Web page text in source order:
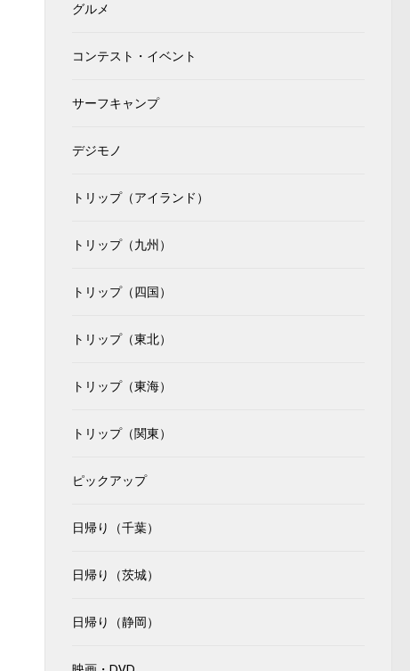
グルメ
コンテスト・イベント
サーフキャンプ
デジモノ
トリップ（アイランド）
トリップ（九州）
トリップ（四国）
トリップ（東北）
トリップ（東海）
トリップ（関東）
ピックアップ
日帰り（千葉）
日帰り（茨城）
日帰り（静岡）